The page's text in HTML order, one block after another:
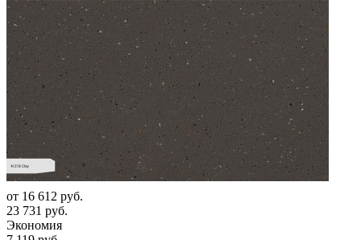
от 16 612 руб.
23 731 руб.
Экономия